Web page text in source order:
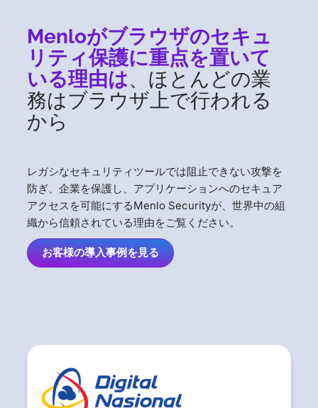
Menloがブラウザのセキュ
リティ保護に重点を置いて
いる理由は、ほとんどの業
務はブラウザ上で行われる
から
レガシなセキュリティツールでは阻止できない攻撃を
防ぎ、企業を保護し、アプリケーションへのセキュア
アクセスを可能にするMenlo Securityが、世界中の組
織から信頼されている理由をご覧ください。
お客様の導入事例を見る